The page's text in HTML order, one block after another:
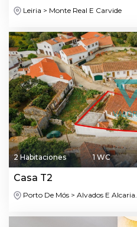
Leiria > Monte Real E Carvide
2 Habitaciones 1 WC
Casa T2
Porto De Mós > Alvados E Alcaria...